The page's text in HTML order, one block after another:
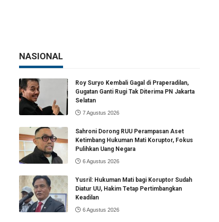
NASIONAL
Roy Suryo Kembali Gagal di Praperadilan,
Gugatan Ganti Rugi Tak Diterima PN Jakarta
Selatan
7 Agustus 2026
Sahroni Dorong RUU Perampasan Aset
Ketimbang Hukuman Mati Koruptor, Fokus
Pulihkan Uang Negara
6 Agustus 2026
Yusril: Hukuman Mati bagi Koruptor Sudah
Diatur UU, Hakim Tetap Pertimbangkan
Keadilan
6 Agustus 2026